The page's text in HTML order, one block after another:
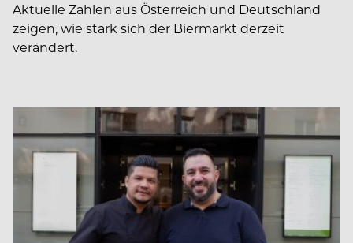
Aktuelle Zahlen aus Österreich und Deutschland
zeigen, wie stark sich der Biermarkt derzeit
verändert.